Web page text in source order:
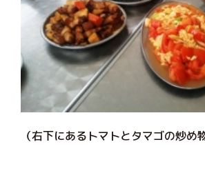
（右下にあるトマトとタマゴの炒め